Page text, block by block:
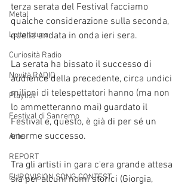
Metal
Letteratura
Curiosità Radio
Novità RADIO
Playlist
Festival di Sanremo
Arte
REPORT
EUROVISION SONG CONTEST
terza serata del Festival facciamo
qualche considerazione sulla seconda,
quella andata in onda ieri sera.
La serata ha bissato il successo di
audience della precedente, circa undici
milioni di telespettatori hanno (ma non
lo ammetteranno mai) guardato il
Festival e, questo, è già di per sé un
enorme successo.
Tra gli artisti in gara c'era grande attesa
sia per alcuni nomi storici (Giorgia,